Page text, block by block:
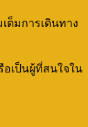
ต็มการเดินทาง
เป็นผู้ที่สนใจใน